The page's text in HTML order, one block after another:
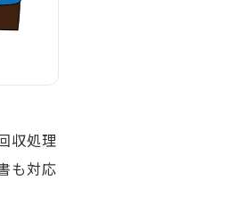
収処理
も対応